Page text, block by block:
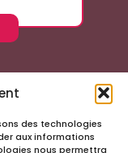
des technologies
aux informations
nous permettra